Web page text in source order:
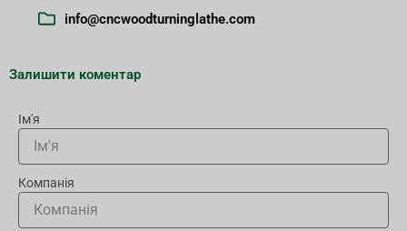
info@cncwoodturninglathe.com
Залишити коментар
Ім'я
Компанія